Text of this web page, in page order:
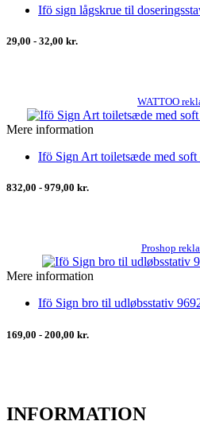
Ifö sign lågskrue til
29,00 - 32,00 kr.
WATTOO
Mere information
Ifö Sign Art toiletsæde med
832,00 - 979,00 kr.
Proshop
Mere information
Ifö Sign bro til udløbsstativ
169,00 - 200,00 kr.
INFORMATION